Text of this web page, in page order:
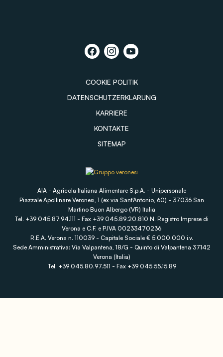
COOKIE POLITIK
DATENSCHUTZERKLARUNG
KARRIERE
KONTAKTE
SITEMAP
AIA - Agricola Italiana Alimentare S.p.A. - Unipersonale
Piazzale Apollinare Veronesi, 1 (ex via Sant'Antonio, 60) - 37036 San
Martino Buon Albergo (VR) Italia
Tel. +39 045.87.94.111 - Fax +39 045.89.20.810 N. Registro Imprese di
Verona e C.F. e P.IVA 00233470236
R.E.A. Verona n. 110039 - Capitale Sociale € 5.000.000 i.v.
Sede Amministrativa: Via Valpantena, 18/G - Quinto di Valpantena 37142
Verona (Italia)
Tel. +39 045.80.97.511 - Fax +39 045.55.15.89